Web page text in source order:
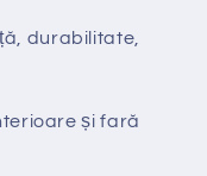
durabilitate,
și fară